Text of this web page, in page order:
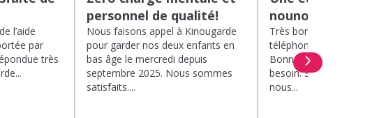
l’aide
par
très
personnel de qualité!
Nous faisons appel à Kinougarde
pour garder nos deux enfants en
bas âge le mercredi depuis
septembre 2025. Nous sommes
satisfaits....
nounou parfaite!
Très bons interlocuteurs
téléphone. Rapidité.
Bonne compréhension
besoin. Soucis du détail.
nous...